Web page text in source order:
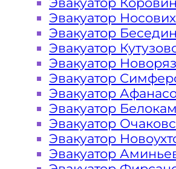
Эвакуатор
Эвакуатор
Эвакуатор
Эвакуатор
Эвакуатор
Эвакуатор
Эвакуатор
Эвакуатор
Эвакуатор
Эвакуатор